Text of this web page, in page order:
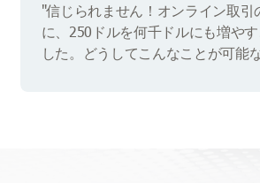
"信じられません！オンライン取引
に、250ドルを何千ドルにも増や
した。どうしてこんなことが可能